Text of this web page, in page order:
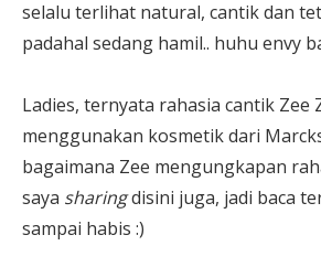
selalu terlihat natural, cantik dan
padahal sedang hamil.. huhu envy
Ladies, ternyata rahasia cantik Zee
menggunakan kosmetik dari
bagaimana Zee mengungkapan
saya sharingdisini juga, jadi baca
sampai habis :)